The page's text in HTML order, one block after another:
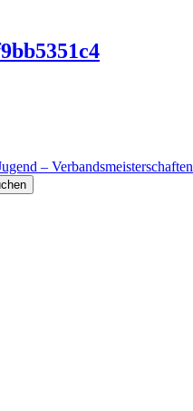
– Verbandsmeisterschaften